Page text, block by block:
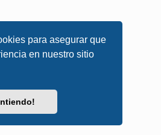
para asegurar que
en nuestro sitio